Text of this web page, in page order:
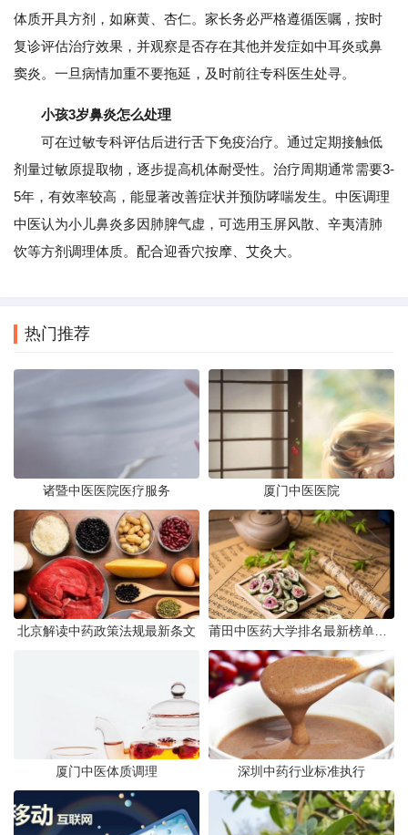
体质开具方剂，如麻黄、杏仁。家长务必严格遵循医嘱，按时
复诊评估治疗效果，并观察是否存在其他并发症如中耳炎或鼻
窦炎。一旦病情加重不要拖延，及时前往专科医生处寻。
小孩3岁鼻炎怎么处理
可在过敏专科评估后进行舌下免疫治疗。通过定期接触低
剂量过敏原提取物，逐步提高机体耐受性。治疗周期通常需要3-
5年，有效率较高，能显著改善症状并预防哮喘发生。中医调理
中医认为小儿鼻炎多因肺脾气虚，可选用玉屏风散、辛夷清肺
饮等方剂调理体质。配合迎香穴按摩、艾灸大。
热门推荐
诸暨中医医院医疗服务 厦门中医医院
北京解读中药政策法规最新条文
厦门中医体质调理 深圳中药行业标准执行